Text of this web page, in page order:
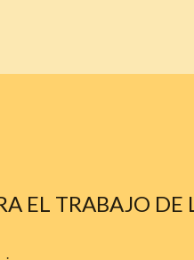
EL TRABAJO DE